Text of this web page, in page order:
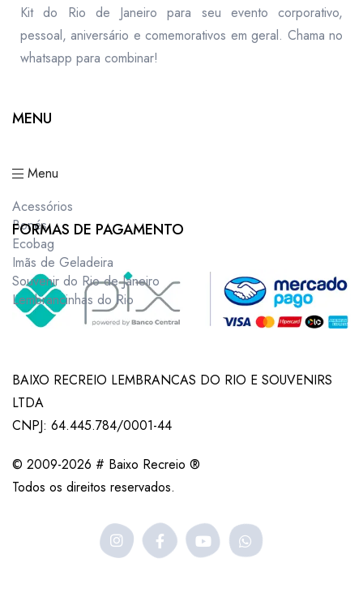
Kit do Rio de Janeiro para seu evento corporativo,
pessoal, aniversário e comemorativos em geral. Chama no
whatsapp para combinar!
MENU
Menu
Acessórios
Bonés
Ecobag
Imãs de Geladeira
Souvenir do Rio de Janeiro
Lembrancinhas do Rio
FORMAS DE PAGAMENTO
BAIXO RECREIO LEMBRANCAS DO RIO E SOUVENIRS
LTDA
CNPJ: 64.445.784/0001-44
© 2009-2026 # Baixo Recreio ®
Todos os direitos reservados.